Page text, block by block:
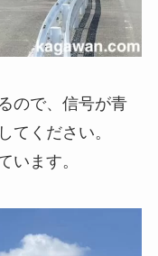
ので、信号が青
てください。
います。